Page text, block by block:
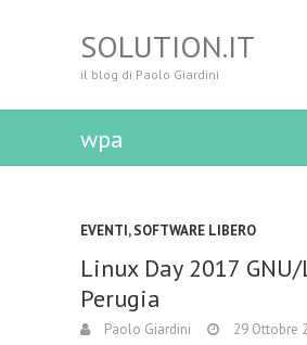
SOLUTION.IT
il blog di Paolo Giardini
wpa
EVENTI,SOFTWARE LIBERO
Linux Day 2017 GNU/
Perugia
Paolo Giardini 29 Ottobre